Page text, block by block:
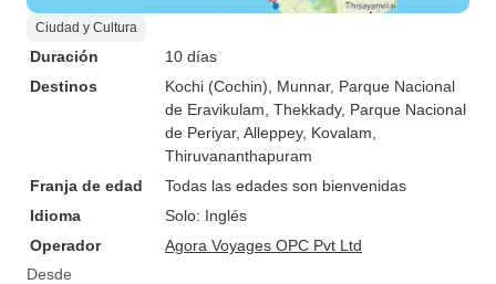
Ciudad y Cultura
Duración
10 días
Destinos
Kochi (Cochin) , Munnar, Parque Nacional
de Eravikulam , Thekkady, Parque Nacional
de Periyar, Alleppey, Kovalam
Thiruvananthapuram
Franja de edad
Todas las edades son bienvenidas
Idioma
Solo: Inglés
Operador
Agora Voyages OPC Pvt Ltd
Desde